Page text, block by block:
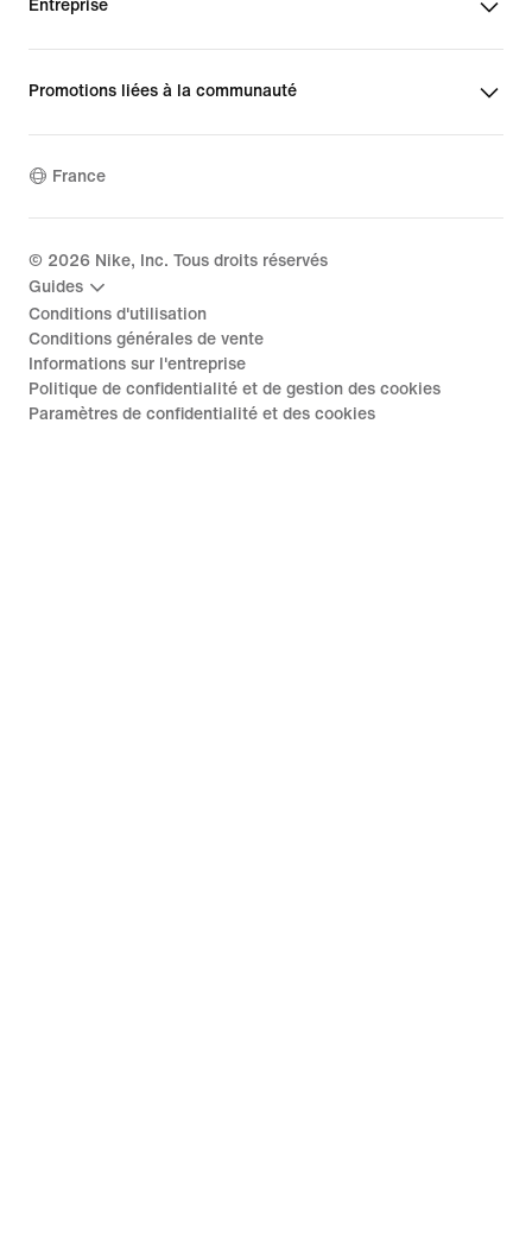
Entreprise
Promotions liées à la communauté
France
© 2026 Nike, Inc. Tous droits réservés
Guides
Conditions d'utilisation
Conditions générales de vente
Informations sur l'entreprise
Politique de confidentialité et de gestion des cookies
Paramètres de confidentialité et des cookies